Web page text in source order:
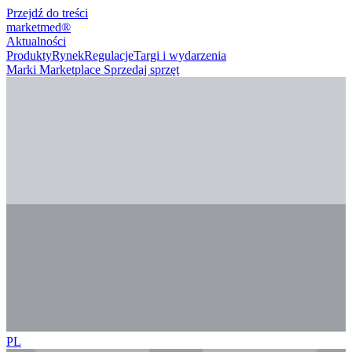
Przejdź do treści
marketmed®
Aktualności
ProduktyRynekRegulacjeTargi i wydarzenia
Marki Marketplace Sprzedaj sprzęt
PL